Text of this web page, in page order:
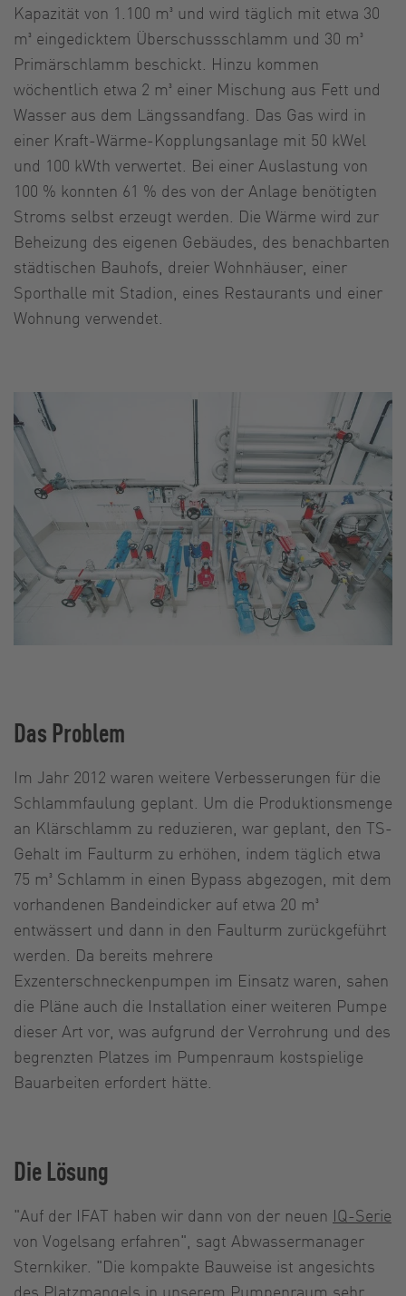
Kapazität von 1.100 m³ und wird täglich mit etwa 30
m³ eingedicktem Überschussschlamm und 30 m³
Primärschlamm beschickt. Hinzu kommen
wöchentlich etwa 2 m³ einer Mischung aus Fett und
Wasser aus dem Längssandfang. Das Gas wird in
einer Kraft-Wärme-Kopplungsanlage mit 50 kWel
und 100 kWth verwertet. Bei einer Auslastung von
100 % konnten 61 % des von der Anlage benötigten
Stroms selbst erzeugt werden. Die Wärme wird zur
Beheizung des eigenen Gebäudes, des benachbarten
städtischen Bauhofs, dreier Wohnhäuser, einer
Sporthalle mit Stadion, eines Restaurants und einer
Wohnung verwendet.
Das Problem
Im Jahr 2012 waren weitere Verbesserungen für die
Schlammfaulung geplant. Um die Produktionsmenge
an Klärschlamm zu reduzieren, war geplant, den TS-
Gehalt im Faulturm zu erhöhen, indem täglich etwa
75 m³ Schlamm in einen Bypass abgezogen, mit dem
vorhandenen Bandeindicker auf etwa 20 m³
entwässert und dann in den Faulturm zurückgeführt
werden. Da bereits mehrere
Exzenterschneckenpumpen im Einsatz waren, sahen
die Pläne auch die Installation einer weiteren Pumpe
dieser Art vor, was aufgrund der Verrohrung und des
begrenzten Platzes im Pumpenraum kostspielige
Bauarbeiten erfordert hätte.
Die Lösung
"Auf der IFAT haben wir dann von der neuen IQ-Serie
von Vogelsang erfahren", sagt Abwassermanager
Sternkiker. "Die kompakte Bauweise ist angesichts
des Platzmangels in unserem Pumpenraum sehr